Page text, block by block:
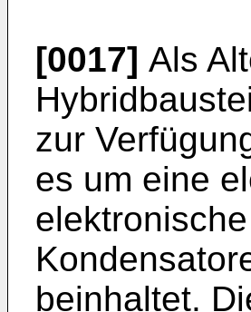
[0017] Als
zur
es um eine
beinhaltet.